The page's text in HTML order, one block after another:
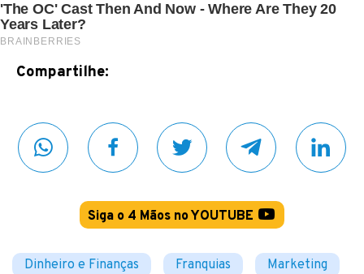
Compartilhe:
Siga o 4 Mãos no YOUTUBE
Dinheiro e Finanças Franquias Marketing